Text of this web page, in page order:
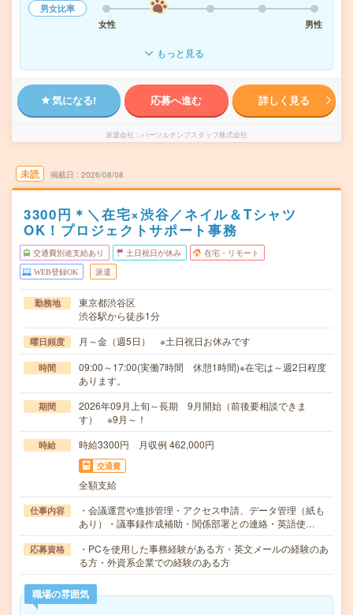
男女比率
女性
男性
もっと見る
気になる! 応募へ進む 詳しく見る
派遣会社 パーソルテンプスタッフ株式会社
未読 掲載日 2026/08/08
3300円＊＼在宅×渋谷／ネイル＆Tシャツ
OK！プロジェクトサポート事務
交通費別途支給あり 土日祝日が休み 在宅・リモート
WEB登録OK 派遣
勤務地
東京都渋谷区
渋谷駅から徒歩1分
曜日頻度 月～金（週5日） ※土日祝日お休みです
時間
09:00～17:00(実働7時間 休憩1時間)※在宅は～週2日程度
あります。
期間
2026年09月上旬～長期 9月開始（前後要相談できま
す） ※9月～！
時給 時給3300円 月収例 462,000円
交通費
全額支給
仕事内容
・会議運営や進捗管理・アクセス申請、データ管理（紙も
あり）・議事録作成補助・関係部署との連絡・英語使…
応募資格
・PCを使用した事務経験がある方・英文メールの経験のあ
る方・外資系企業での経験のある方
職場の雰囲気